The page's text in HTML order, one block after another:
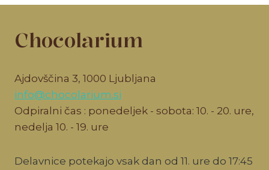
Chocolarium
Ajdovščina 3, 1000 Ljubljana
info@chocolarium.si
Odpiralni čas : ponedeljek - sobota: 10. - 20. ure,
nedelja 10. - 19. ure
Delavnice potekajo vsak dan od 11. ure do 17:45